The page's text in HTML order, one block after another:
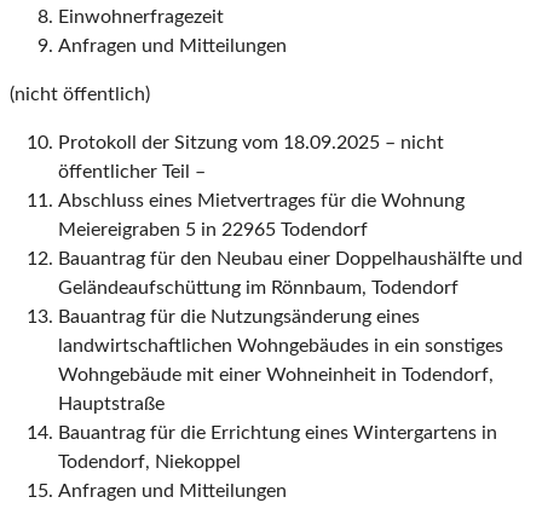
Einwohnerfragezeit
Anfragen und Mitteilungen
(nicht öffentlich)
Protokoll der Sitzung vom 18.09.2025 – nicht
öffentlicher Teil –
Abschluss eines Mietvertrages für die Wohnung
Meiereigraben 5 in 22965 Todendorf
Bauantrag für den Neubau einer Doppelhaushälfte und
Geländeaufschüttung im Rönnbaum, Todendorf
Bauantrag für die Nutzungsänderung eines
landwirtschaftlichen Wohngebäudes in ein sonstiges
Wohngebäude mit einer Wohneinheit in Todendorf,
Hauptstraße
Bauantrag für die Errichtung eines Wintergartens in
Todendorf, Niekoppel
Anfragen und Mitteilungen